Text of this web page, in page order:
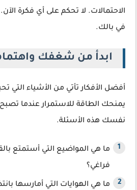
الاحتمالات. لا تحكم على أي فكرة
في بالك.
ابدأ من شغفك
أفضل الأفكار تأتي من الأشياء التي
يمنحك الطاقة للاستمرار عندما
نفسك هذه الأسئلة.
ما هي المواضيع التي أستمتع
فراغي؟
ما هي الهوايات التي أمارسها